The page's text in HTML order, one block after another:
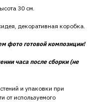
30 см.
декоративная коробка.
фото готовой композиции!
часа после сборки (не
и упаковки при
от используемого